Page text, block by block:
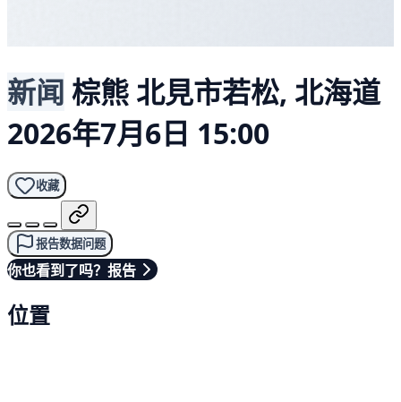
新闻 棕熊 北見市若松, 北海道
2026年7月6日 15:00
收藏
报告数据问题
你也看到了吗？报告
位置